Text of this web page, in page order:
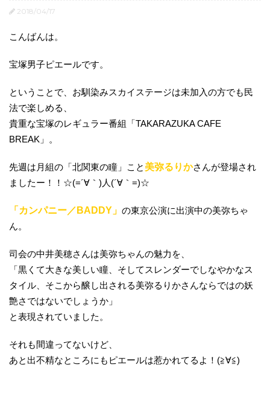
2018/04/17
こんばんは。
宝塚男子ピエールです。
ということで、お馴染みスカイステージは未加入の方でも民
法で楽しめる、
貴重な宝塚のレギュラー番組「TAKARAZUKA CAFE
BREAK」。
先週は月組の「北関東の瞳」こと 美弥るりかさんが登場され
ましたー！！☆(=´∀｀)人(´∀｀=)☆
「カンパニー／BADDY」 の東京公演に出演中の美弥ちゃ
ん。
司会の中井美穂さんは美弥ちゃんの魅力を、
「黒くて大きな美しい瞳、そしてスレンダーでしなやかなス
タイル、そこから醸し出される美弥るりかさんならではの妖
艶さではないでしょうか」
と表現されていました。
それも間違ってないけど、
あと出不精なところにもピエールは惹かれてるよ！(≧∀≦)